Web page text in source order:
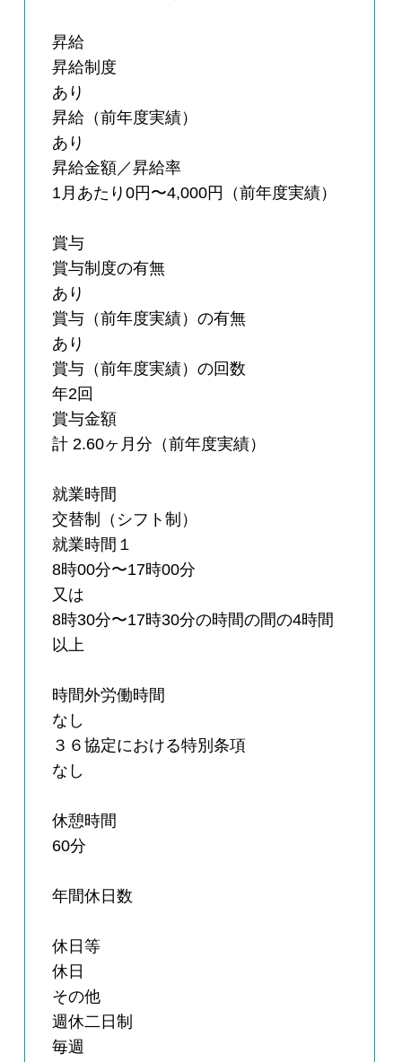
昇給
昇給制度
あり
昇給（前年度実績）
あり
昇給金額／昇給率
1月あたり0円〜4,000円（前年度実績）
賞与
賞与制度の有無
あり
賞与（前年度実績）の有無
あり
賞与（前年度実績）の回数
年2回
賞与金額
計 2.60ヶ月分（前年度実績）
就業時間
交替制（シフト制）
就業時間１
8時00分〜17時00分
又は
8時30分〜17時30分の時間の間の4時間
以上
時間外労働時間
なし
３６協定における特別条項
なし
休憩時間
60分
年間休日数
休日等
休日
その他
週休二日制
毎週